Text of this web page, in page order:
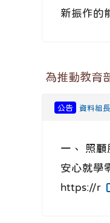
新振作的
為推動教育
公告 資料組長
一、 照顧
安心就學
https://r